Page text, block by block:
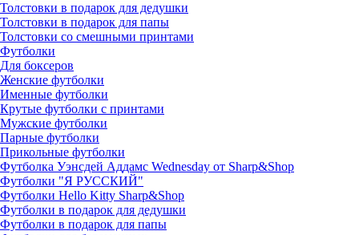
Толстовки в подарок для дедушки
Толстовки в подарок для папы
Толстовки со смешными принтами
Футболки
Для боксеров
Женские футболки
Именные футболки
Крутые футболки с принтами
Мужские футболки
Парные футболки
Прикольные футболки
Футболка Уэнсдей Аддамс Wednesday от Sharp&Shop
Футболки "Я РУССКИЙ"
Футболки Hello Kitty Sharp&Shop
Футболки в подарок для дедушки
Футболки в подарок для папы